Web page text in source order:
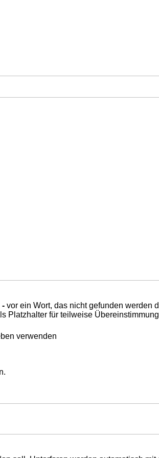
- vor ein Wort, das nicht gefunden werden
Platzhalter für teilweise
verwenden